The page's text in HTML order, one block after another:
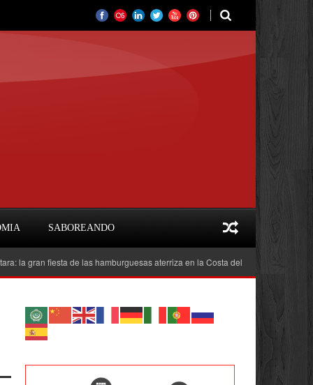
SABOREANDO
fiesta de las hamburguesas aterriza en la Costa del Sol Feria del Libro